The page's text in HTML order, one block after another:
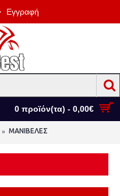
Εγγραφή
0 προϊόν(τα) - 0,00€
ΜΑΝΙΒΕΛΕΣ